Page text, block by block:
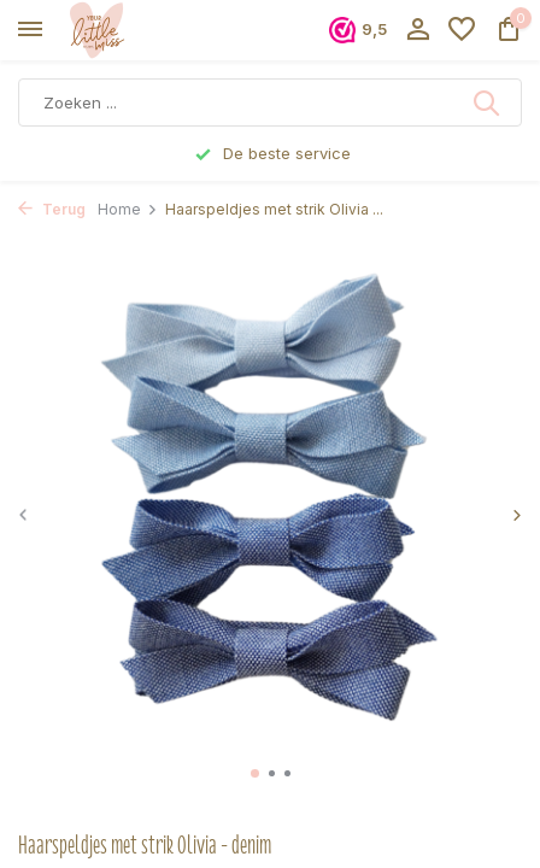
9,5
0
De beste service
Terug Home Haarspeldjes met strik Olivia ...
Haarspeldjes met strik Olivia - denim